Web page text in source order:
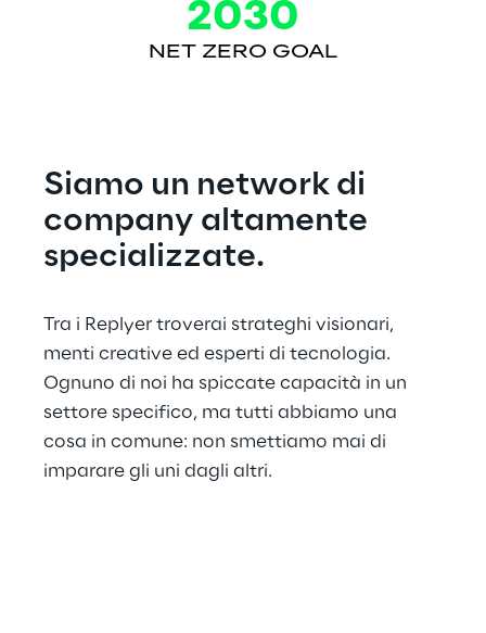
2030
NET ZERO GOAL
Siamo un network di
company altamente
specializzate.
Tra i Replyer troverai strateghi visionari,
menti creative ed esperti di tecnologia.
Ognuno di noi ha spiccate capacità in un
settore specifico, ma tutti abbiamo una
cosa in comune: non smettiamo mai di
imparare gli uni dagli altri.